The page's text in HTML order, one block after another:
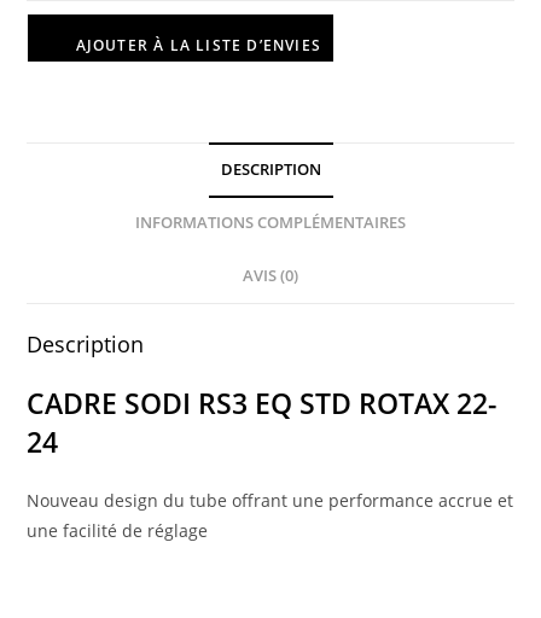
AJOUTER À LA LISTE D’ENVIES
DESCRIPTION
INFORMATIONS COMPLÉMENTAIRES
AVIS (0)
Description
CADRE SODI RS3 EQ STD ROTAX 22-
24
Nouveau design du tube offrant une performance accrue et
une facilité de réglage